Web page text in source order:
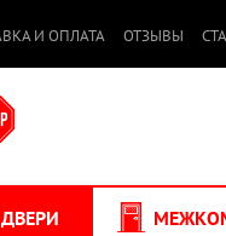
И ОПЛАТА ОТЗЫВЫ